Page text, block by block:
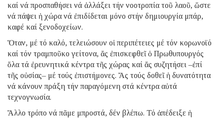
καί νά προσπαθήσει νά ἀλλάξει τήν νοοτροπία τοῦ λαοῦ, ὥστε
νά πάψει ἡ χώρα νά ἐπιδίδεται μόνο στήν δημιουργία μπάρ,
καφέ καί ξενοδοχείων.
Ὅταν, μέ τό καλό, τελειώσουν οἱ περιπέτειες μέ τόν κορωνοϊό
καί τόν τραμποῦκο γείτονα, ἄς ἐπισκεφθεῖ ὁ Πρωθυπουργός
ὅλα τά ἐρευνητικά κέντρα τῆς χώρας καί ἄς συζητήσει –ἐπί
τῆς οὐσίας– μέ τούς ἐπιστήμονες. Ἄς τούς δοθεῖ ἡ δυνατότητα
νά κάνουν πράξη τήν παραγόμενη στά κέντρα αὐτά
τεχνογνωσία.
Ἄλλο τρόπο νά πᾶμε μπροστά, δέν βλέπω. Τό ἀπέδειξε ἡ